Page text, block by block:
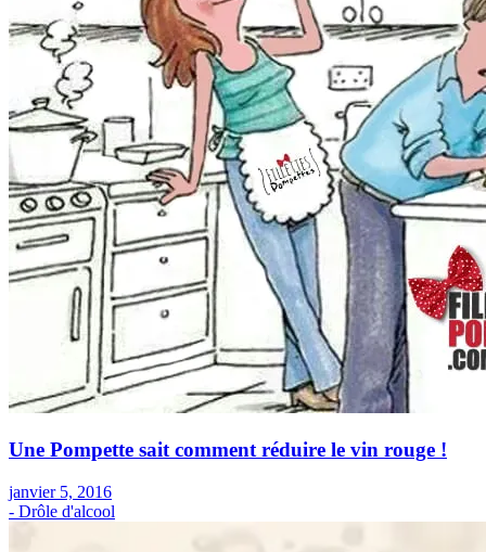
Une Pompette sait comment réduire le vin rouge !
janvier 5, 2016
- Drôle d'alcool